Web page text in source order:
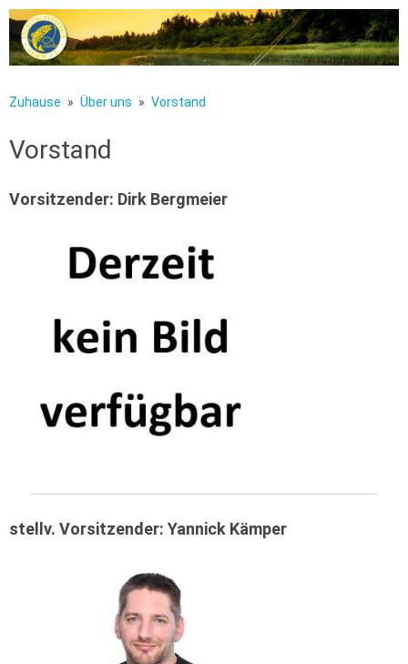
Zuhause Über uns Vorstand
Vorstand
Vorsitzender: Dirk Bergmeier
stellv. Vorsitzender: Yannick Kämper